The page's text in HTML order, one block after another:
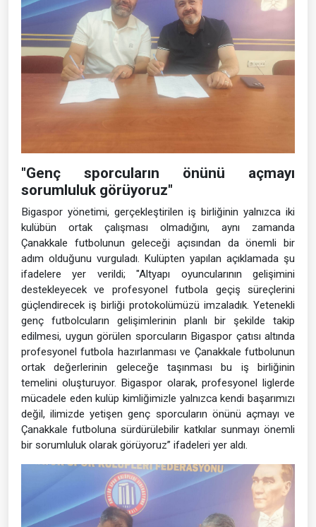
"Genç sporcuların önünü açmayı
sorumluluk görüyoruz"
Bigaspor yönetimi, gerçekleştirilen iş birliğinin yalnızca iki
kulübün ortak çalışması olmadığını, aynı zamanda
Çanakkale futbolunun geleceği açısından da önemli bir
adım olduğunu vurguladı. Kulüpten yapılan açıklamada şu
ifadelere yer verildi; "Altyapı oyuncularının gelişimini
destekleyecek ve profesyonel futbola geçiş süreçlerini
güçlendirecek iş birliği protokolümüzü imzaladık. Yetenekli
genç futbolcuların gelişimlerinin planlı bir şekilde takip
edilmesi, uygun görülen sporcuların Bigaspor çatısı altında
profesyonel futbola hazırlanması ve Çanakkale futbolunun
ortak değerlerinin geleceğe taşınması bu iş birliğinin
temelini oluşturuyor. Bigaspor olarak, profesyonel liglerde
mücadele eden kulüp kimliğimizle yalnızca kendi başarımızı
değil, ilimizde yetişen genç sporcuların önünü açmayı ve
Çanakkale futboluna sürdürülebilir katkılar sunmayı önemli
bir sorumluluk olarak görüyoruz” ifadeleri yer aldı.